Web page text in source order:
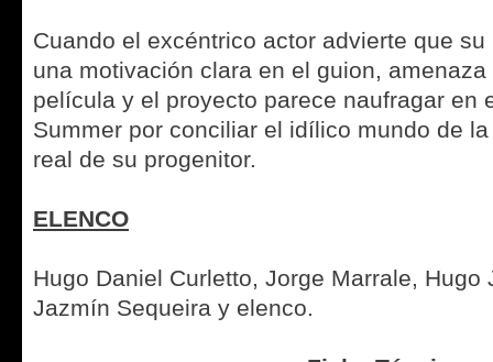
Cuando el excéntrico actor advierte que
una motivación clara en el guion,
película y el proyecto parece naufragar en
Summer por conciliar el idílico mundo de
real de su progenitor.
ELENCO
Hugo Daniel Curletto, Jorge Marrale, Hugo
Jazmín Sequeira y elenco.